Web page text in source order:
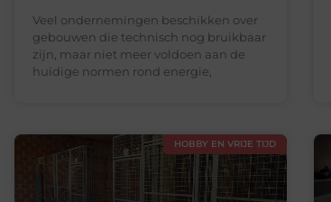
Veel ondernemingen beschikken over
gebouwen die technisch nog bruikbaar
zijn, maar niet meer voldoen aan de
huidige normen rond energie,
HOBBY EN VRIJE TIJD